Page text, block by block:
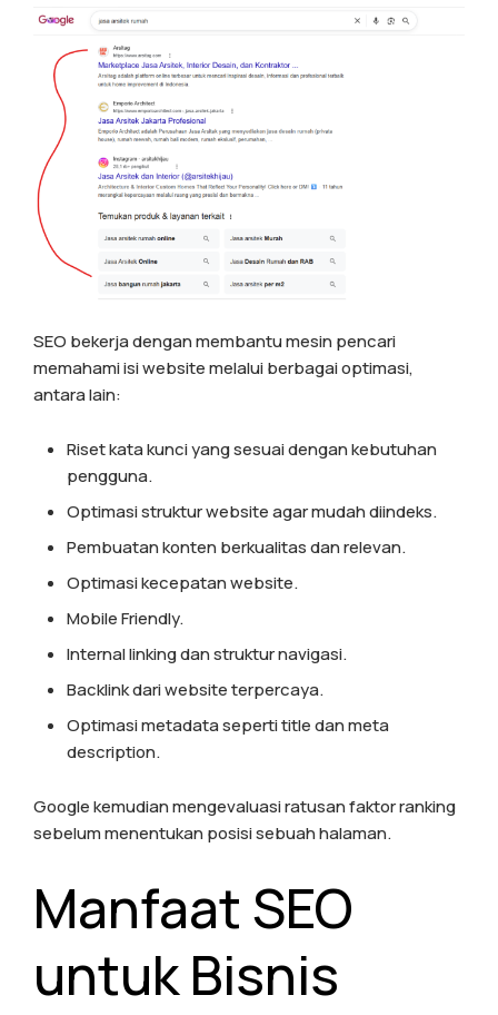
SEO bekerja dengan membantu mesin pencari
memahami isi website melalui berbagai optimasi,
antara lain:
Riset kata kunci yang sesuai dengan kebutuhan
pengguna.
Optimasi struktur website agar mudah diindeks.
Pembuatan konten berkualitas dan relevan.
Optimasi kecepatan website.
Mobile Friendly.
Internal linking dan struktur navigasi.
Backlink dari website terpercaya.
Optimasi metadata seperti title dan meta
description.
Google kemudian mengevaluasi ratusan faktor ranking
sebelum menentukan posisi sebuah halaman.
Manfaat SEO
untuk Bisnis